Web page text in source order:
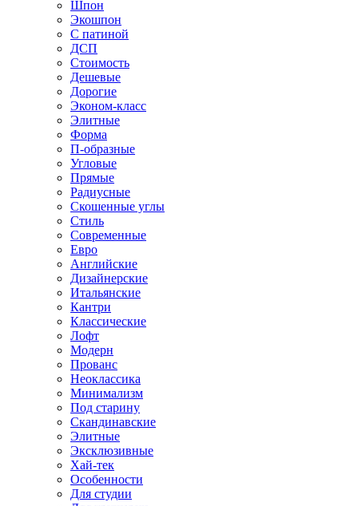
Шпон
Экошпон
С патиной
ДСП
Стоимость
Дешевые
Дорогие
Эконом-класс
Элитные
Форма
П-образные
Угловые
Прямые
Радиусные
Скошенные углы
Стиль
Современные
Евро
Английские
Дизайнерские
Итальянские
Кантри
Классические
Лофт
Модерн
Прованс
Неоклассика
Минимализм
Под старину
Скандинавские
Элитные
Эксклюзивные
Хай-тек
Особенности
Для студии